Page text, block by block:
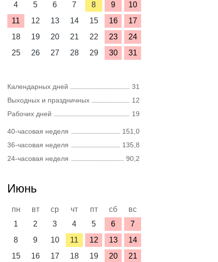
4
5 6 7 8 9
10
11
12 13 14 15 16
17
18
19 20 21 22 23
24
25
26 27 28 29 30 31
Календарных дней
31
Выходных и праздничных
12
Рабочих дней
19
40-часовая неделя
151,0
36-часовая неделя
135,8
24-часовая неделя
90,2
Июнь
пн вт ср чт пт сб
вс
1
2 3 4 5 6
7
8
9 10 11 12 13
14
15
16 17 18 19 20
21